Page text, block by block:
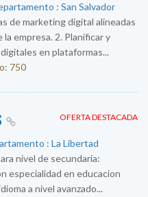
: San Salvador
de marketing digital alineadas
empresa. 2. Planificar y
en plataformas...
750
OFERTA DESTACADA
: La Libertad
nivel de secundaria:
especialidad en educacion
a nivel avanzado...